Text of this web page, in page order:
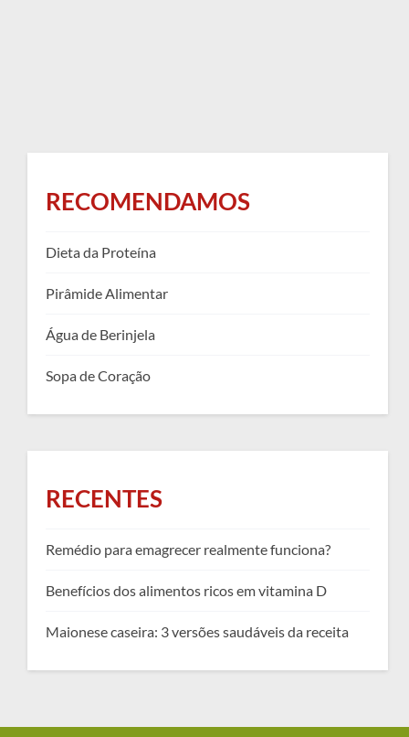
RECOMENDAMOS
Dieta da Proteína
Pirâmide Alimentar
Água de Berinjela
Sopa de Coração
RECENTES
Remédio para emagrecer realmente funciona?
Benefícios dos alimentos ricos em vitamina D
Maionese caseira: 3 versões saudáveis da receita